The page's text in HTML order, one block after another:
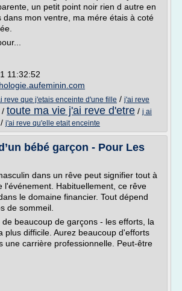
un petit point noir rien d autre en
dans mon ventre, ma mére étais à coté
11:32:52
reve que j'etais enceinte d'une fille / j'ai reve
/ toute ma vie j'ai reve d'etre / j ai
/ j'ai reve qu'elle etait enceinte
bébé garçon - Pour Les
dans un rêve peut signifier tout à
l'événement. Habituellement, ce rêve
le domaine financier. Tout dépend
de sommeil.
beaucoup de garçons - les efforts, la
plus difficile. Aurez beaucoup d'efforts
une carrière professionnelle. Peut-être